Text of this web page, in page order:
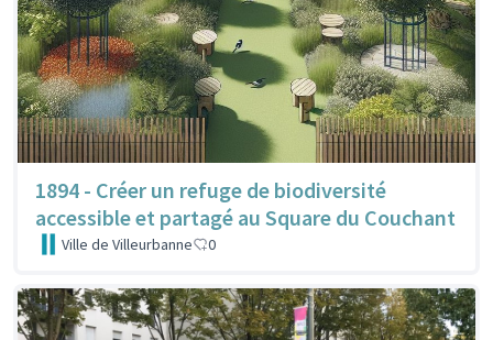
1894 - Créer un refuge de biodiversité
accessible et partagé au Square du Couchant
Ville de Villeurbanne 0